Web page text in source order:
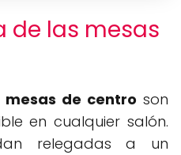
de las mesas
mesas de centro son
en cualquier salón.
relegadas a un